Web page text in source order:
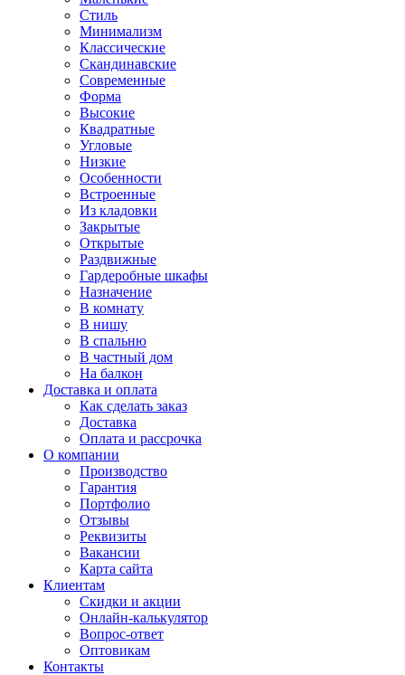
Стиль
Минимализм
Классические
Скандинавские
Современные
Форма
Высокие
Квадратные
Угловые
Низкие
Особенности
Встроенные
Из кладовки
Закрытые
Открытые
Раздвижные
Гардеробные шкафы
Назначение
В комнату
В нишу
В спальню
В частный дом
На балкон
Доставка и оплата
Как сделать заказ
Доставка
Оплата и рассрочка
О компании
Производство
Гарантия
Портфолио
Отзывы
Реквизиты
Вакансии
Карта сайта
Клиентам
Скидки и акции
Онлайн-калькулятор
Вопрос-ответ
Оптовикам
Контакты